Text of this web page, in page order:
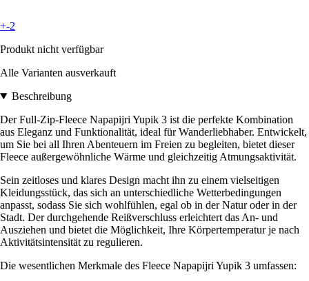
+-2
Produkt nicht verfügbar
Alle Varianten ausverkauft
Beschreibung
Der Full-Zip-Fleece Napapijri Yupik 3 ist die perfekte Kombination
aus Eleganz und Funktionalität, ideal für Wanderliebhaber. Entwickelt,
um Sie bei all Ihren Abenteuern im Freien zu begleiten, bietet dieser
Fleece außergewöhnliche Wärme und gleichzeitig Atmungsaktivität.
Sein zeitloses und klares Design macht ihn zu einem vielseitigen
Kleidungsstück, das sich an unterschiedliche Wetterbedingungen
anpasst, sodass Sie sich wohlfühlen, egal ob in der Natur oder in der
Stadt. Der durchgehende Reißverschluss erleichtert das An- und
Ausziehen und bietet die Möglichkeit, Ihre Körpertemperatur je nach
Aktivitätsintensität zu regulieren.
Die wesentlichen Merkmale des Fleece Napapijri Yupik 3 umfassen: